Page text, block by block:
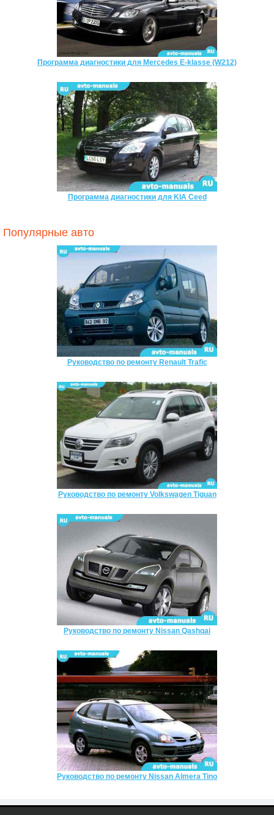
Программа диагностики для Mercedes E-klasse (W212)
Программа диагностики для KIA Ceed
Популярные авто
Руководство по ремонту Renault Trafic
Руководство по ремонту Volkswagen Tiguan
Руководство по ремонту Nissan Qashqai
Руководство по ремонту Nissan Almera Tino